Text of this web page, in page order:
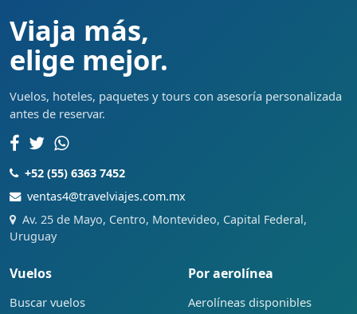
Viaja más,
elige mejor.
Vuelos, hoteles, paquetes y tours con asesoría personalizada
antes de reservar.
+52 (55) 6363 7452
ventas4@travelviajes.com.mx
Av. 25 de Mayo, Centro, Montevideo, Capital Federal,
Uruguay
Vuelos
Buscar vuelos
Por aerolínea
Aerolíneas disponibles